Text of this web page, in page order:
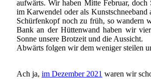
aufwärts. Wir haben Mitte Februar,
im Karwendel oder als
Schürfenkopf noch zu früh, so wandern
Bank an der Hüttenwand haben wir
Sonne unsere Brotzeit und die Aussicht.
Abwärts folgen wir dem weniger steilen
Ach ja, im Dezember 2021 waren wir